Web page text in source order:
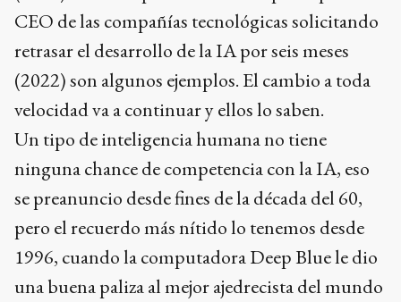
CEO de las compañías tecnológicas solicitando
retrasar el desarrollo de la IA por seis meses
(2022) son algunos ejemplos. El cambio a toda
velocidad va a continuar y ellos lo saben.
Un tipo de inteligencia humana no tiene
ninguna chance de competencia con la IA, eso
se preanuncio desde fines de la década del 60,
pero el recuerdo más nítido lo tenemos desde
1996, cuando la computadora Deep Blue le dio
una buena paliza al mejor ajedrecista del mundo